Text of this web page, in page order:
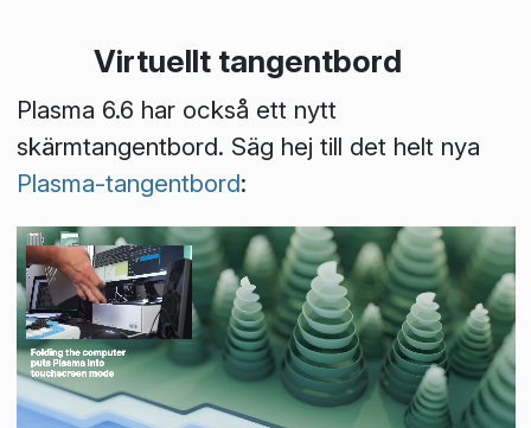
Virtuellt tangentbord
Plasma 6.6 har också ett nytt
skärmtangentbord. Säg hej till det helt nya
Plasma-tangentbord: